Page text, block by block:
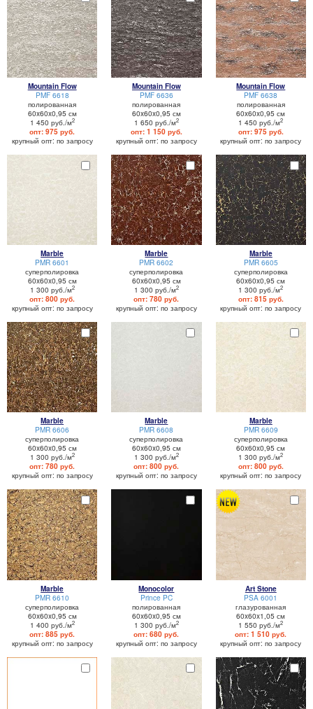
Mountain Flow
PMF 6618
полированная
60x60x0,95 см
1 450 руб./м2
опт: 975 руб.
крупный опт: по запросу
Mountain Flow
PMF 6636
полированная
60x60x0,95 см
1 650 руб./м2
опт: 1 150 руб.
крупный опт: по запросу
Mountain Flow
PMF 6638
полированная
60x60x0,95 см
1 450 руб./м2
опт: 975 руб.
крупный опт: по запросу
Marble
PMR 6601
суперполировка
60x60x0,95 см
1 300 руб./м2
опт: 800 руб.
крупный опт: по запросу
Marble
PMR 6602
суперполировка
60x60x0,95 см
1 300 руб./м2
опт: 780 руб.
крупный опт: по запросу
Marble
PMR 6605
суперполировка
60x60x0,95 см
1 300 руб./м2
опт: 815 руб.
крупный опт: по запросу
Marble
PMR 6606
суперполировка
60x60x0,95 см
1 300 руб./м2
опт: 780 руб.
крупный опт: по запросу
Marble
PMR 6608
суперполировка
60x60x0,95 см
1 300 руб./м2
опт: 800 руб.
крупный опт: по запросу
Marble
PMR 6609
суперполировка
60x60x0,95 см
1 300 руб./м2
опт: 800 руб.
крупный опт: по запросу
Marble
PMR 6610
суперполировка
60x60x0,95 см
1 400 руб./м2
опт: 885 руб.
крупный опт: по запросу
Monocolor
Prince PC
полированная
60x60x0,95 см
1 300 руб./м2
опт: 680 руб.
крупный опт: по запросу
Art Stone
PSA 6001
глазурованная
60x60x1,05 см
1 550 руб./м2
опт: 1 510 руб.
крупный опт: по запросу